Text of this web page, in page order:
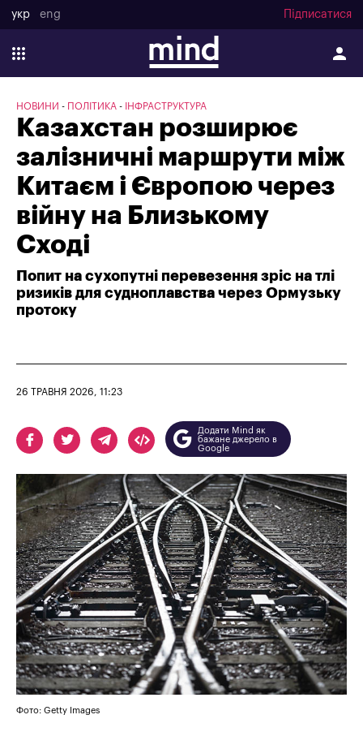
укр eng Підписатися
НОВИНИ ПОЛІТИКА ІНФРАСТРУКТУРА
Казахстан розширює
залізничні маршрути між
Китаєм і Європою через
війну на Близькому
Сході
Попит на сухопутні перевезення зріс на тлі
ризиків для судноплавства через Ормузьку
протоку
26 ТРАВНЯ 2026, 11:23
Додати Mind як
бажане джерело в
Google
Фото: Getty Images